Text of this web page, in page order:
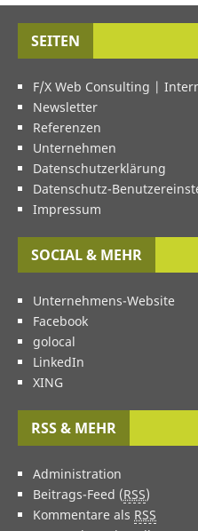
SEITEN
F/X Web Consulting |
Newsletter
Referenzen
Unternehmen
Datenschutzerklärung
Datenschutz-
Impressum
SOCIAL & MEHR
Unternehmens-Website
Facebook
golocal
LinkedIn
XING
RSS & MEHR
Administration
Beitrags-Feed (RSS)
Kommentare als RSS